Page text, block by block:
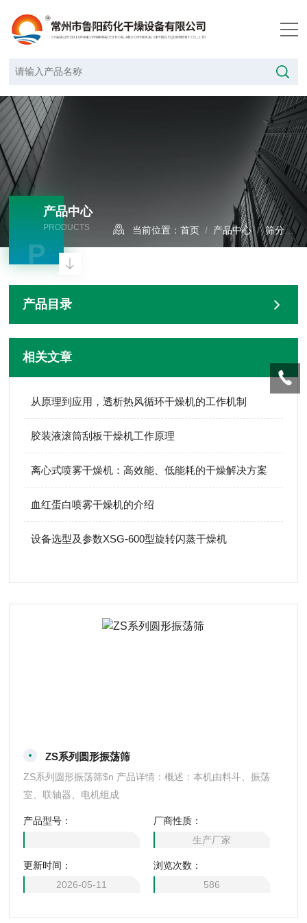
产品中心
PRODUCTS
P
当前位置：首页 / 产品中心/筛分设备
产品目录
相关文章
从原理到应用，透析热风循环干燥机的工作机制
胶装液滚筒刮板干燥机工作原理
离心式喷雾干燥机：高效能、低能耗的干燥解决方案
血红蛋白喷雾干燥机的介绍
设备选型及参数XSG-600型旋转闪蒸干燥机
ZS系列圆形振荡筛
ZS系列圆形振荡筛$n 产品详情：概述：本机由料斗、振荡
室、联轴器、电机组成
产品型号：
厂商性质：
生产厂家
更新时间：
2026-05-11
浏览次数：
586